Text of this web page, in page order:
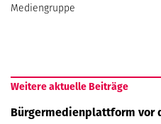
Mediengruppe
Weitere aktuelle Beiträge
Bürgermedienplattform vor